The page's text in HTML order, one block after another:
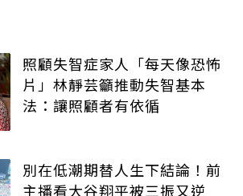
照顧失智症家人「每天像恐怖
片」林靜芸籲推動失智基本
法：讓照顧者有依循
別在低潮期替人生下結論！前
主播看大谷翔平被三振又逆